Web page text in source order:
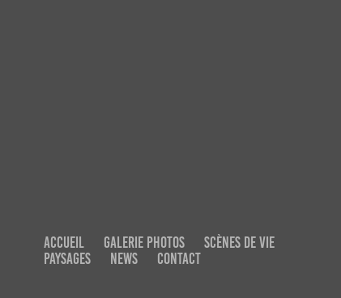
ACCUEIL GALERIE PHOTOS
SCÈNES DE VIE
PAYSAGES
NEWS CONTACT